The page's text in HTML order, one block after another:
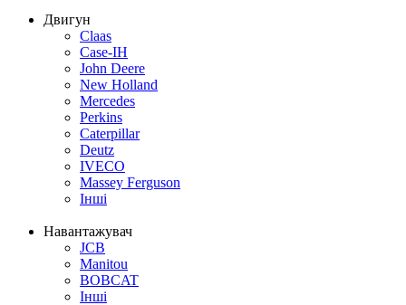
Двигун
Claas
Case-IH
John Deere
New Holland
Mercedes
Perkins
Caterpillar
Deutz
IVECO
Massey Ferguson
Інші
Навантажувач
JCB
Manitou
BOBCAT
Інші